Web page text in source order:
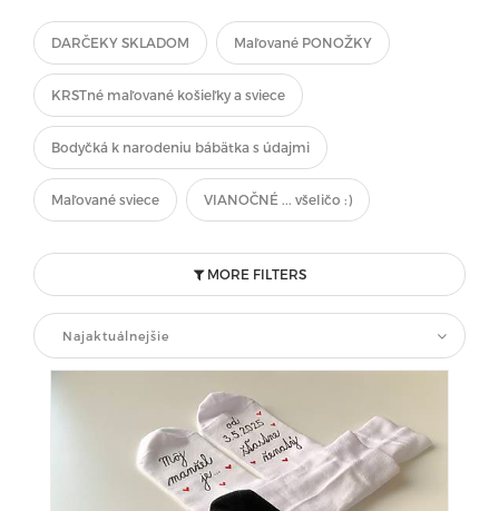
DARČEKY SKLADOM Maľované PONOŽKY
KRSTné maľované košieľky a sviece
Bodyčká k narodeniu bábätka s údajmi
Maľované sviece VIANOČNÉ ... všeličo :)
MORE FILTERS
Najaktuálnejšie